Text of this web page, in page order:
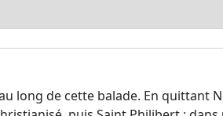
long de cette balade. En quittant